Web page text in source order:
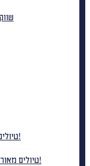
טיולים מאורגנים להודו - בטיסות ישירות!
טיולים מאורגנים להודו ונפאל - בטיסות ישירות!